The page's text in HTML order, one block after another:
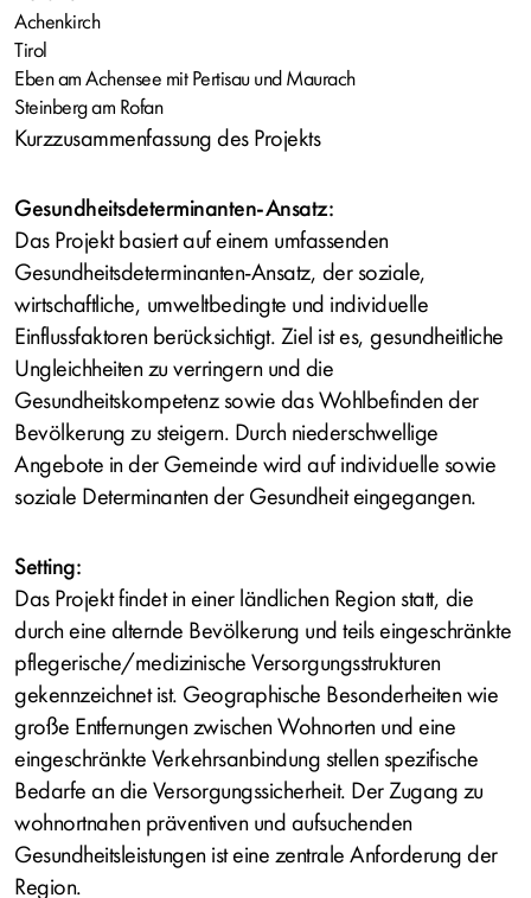
Achenkirch
Tirol
Eben am Achensee mit Pertisau und Maurach
Steinberg am Rofan
Kurzzusammenfassung des Projekts
Gesundheitsdeterminanten-Ansatz:
Das Projekt basiert auf einem umfassenden
Gesundheitsdeterminanten-Ansatz, der soziale,
wirtschaftliche, umweltbedingte und individuelle
Einflussfaktoren berücksichtigt. Ziel ist es, gesundheitliche
Ungleichheiten zu verringern und die
Gesundheitskompetenz sowie das Wohlbefinden der
Bevölkerung zu steigern. Durch niederschwellige
Angebote in der Gemeinde wird auf individuelle sowie
soziale Determinanten der Gesundheit eingegangen.
Setting:
Das Projekt findet in einer ländlichen Region statt, die
durch eine alternde Bevölkerung und teils eingeschränkte
pflegerische/medizinische Versorgungsstrukturen
gekennzeichnet ist. Geographische Besonderheiten wie
große Entfernungen zwischen Wohnorten und eine
eingeschränkte Verkehrsanbindung stellen spezifische
Bedarfe an die Versorgungssicherheit. Der Zugang zu
wohnortnahen präventiven und aufsuchenden
Gesundheitsleistungen ist eine zentrale Anforderung der
Region.